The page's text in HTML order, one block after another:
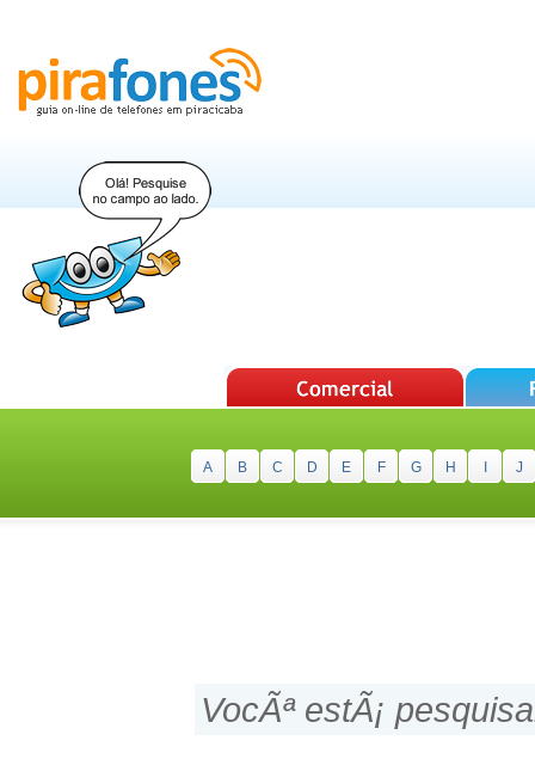
A B C D E F G H J
VocÃª estÃ¡